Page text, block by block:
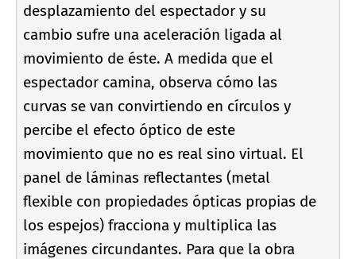
desplazamiento del espectador y su
cambio sufre una aceleración ligada al
movimiento de éste. A medida que el
espectador camina, observa cómo las
curvas se van convirtiendo en cí­rculos y
percibe el efecto óptico de este
movimiento que no es real sino virtual. El
panel de láminas reflectantes (metal
flexible con propiedades ópticas propias de
los espejos) fracciona y multiplica las
imágenes circundantes. Para que la obra